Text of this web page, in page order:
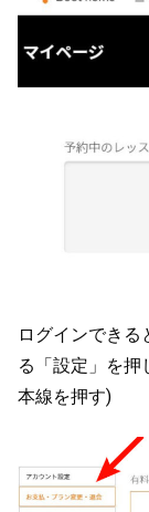
ログインでき
る「設定」を押
本線を押す)